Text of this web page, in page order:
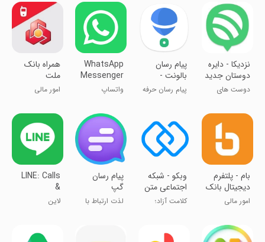
نزدیکا - دایره
دوستان جدید
تو
دوست های
‏‏‏‏‏پیام رسان
بالونت -
جعبه ابزار
کاری
پیام رسان حرفه
WhatsApp
Messenger
واتساپ
همراه بانک
ملت
امور مالی
بام - پلتفرم
دیجیتال بانک
ملی ایران
امور مالی
‏‏‏وبکو - شبکه
اجتماعی متن
محور
کلامت آزاد؛
‏‏‏پیام رسان
گپ
لذت ارتباط با
LINE: Calls
&
Messages
لاین